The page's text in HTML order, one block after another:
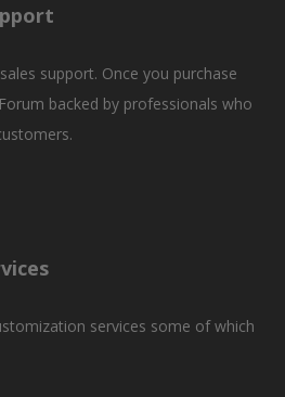
support. Once you purchase
backed by professionals who
services some of which